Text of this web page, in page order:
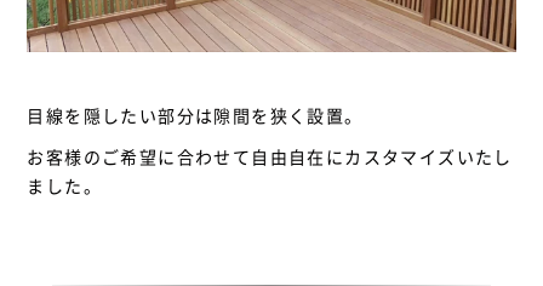
目線を隠したい部分は隙間を狭く設置。
お客様のご希望に合わせて自由自在にカスタマイズいたし
ました。